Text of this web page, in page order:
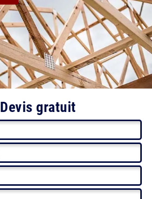
Devis gratuit